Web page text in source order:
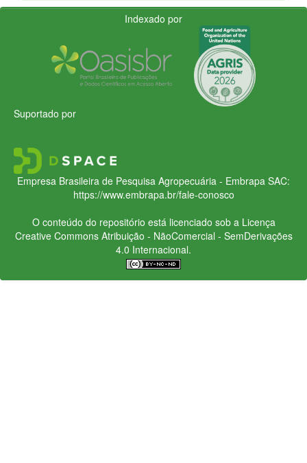
Indexado por
Suportado por
Empresa Brasileira de Pesquisa Agropecuária - Embrapa SAC:
https://www.embrapa.br/fale-conosco
O conteúdo do repositório está licenciado sob a Licença
Creative CommonsAtribuição - NãoComercial - SemDerivações
4.0 Internacional.